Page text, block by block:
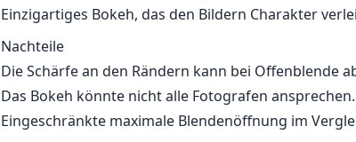
Einzigartiges Bokeh, das den Bildern Charakter
Nachteile
Die Schärfe an den Rändern kann bei Offenblende
Das Bokeh könnte nicht alle Fotografen ansprechen.
Eingeschränkte maximale Blendenöffnung im